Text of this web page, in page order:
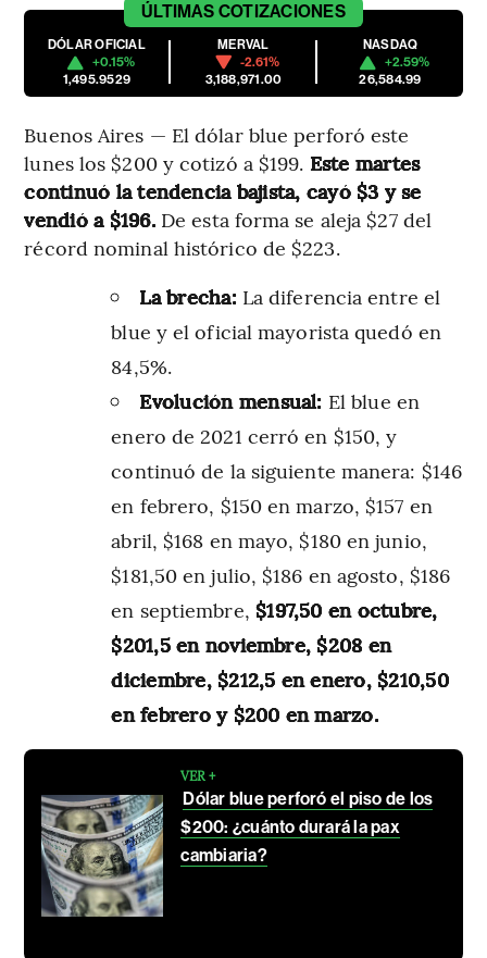
ÚLTIMAS COTIZACIONES
DÓLAR OFICIAL
+0.15%
1,495.9529
MERVAL
-2.61%
3,188,971.00
NASDAQ
+2.59%
26,584.99
Buenos Aires — El dólar blue perforó este
lunes los $200 y cotizó a $199. Este martes
continuó la tendencia bajista, cayó $3 y se
vendió a $196. De esta forma se aleja $27 del
récord nominal histórico de $223.
La brecha: La diferencia entre el
blue y el oficial mayorista quedó en
84,5%.
Evolución mensual: El blue en
enero de 2021 cerró en $150, y
continuó de la siguiente manera: $146
en febrero, $150 en marzo, $157 en
abril, $168 en mayo, $180 en junio,
$181,50 en julio, $186 en agosto, $186
en septiembre, $197,50 en octubre,
$201,5 en noviembre, $208 en
diciembre, $212,5 en enero, $210,50
en febrero y $200 en marzo.
VER +
Dólar blue perforó el piso de los
$200: ¿cuánto durará la pax
cambiaria?